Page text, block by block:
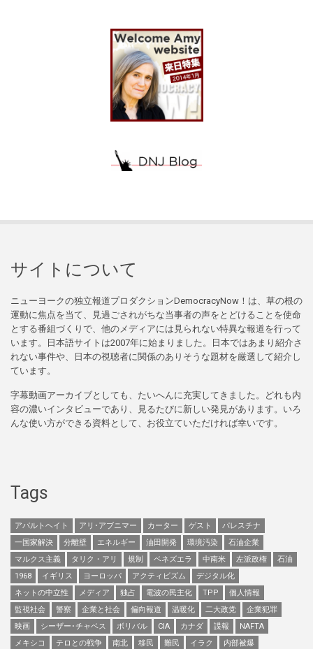
サイトについて
ニューヨークの独立報道プロダクションDemocracyNow！は、草の根の
運動に焦点を当て、見過ごされがちな当事者の声をとどけることを使命
とする番組づくりで、他のメディアには見られない特異な報道を行って
います。日本語サイトは2007年に始まりました。日本ではあまり紹介さ
れない事件や、日本の視聴者に関係のありそうな題材を厳選して紹介し
ています。
字幕動画アーカイブとしても、たいへんに充実してきました。どれも内
容の濃いインタビューであり、見るたびに新しい発見があります。いろ
んな使い方ができる資料として、お役立ていただければ幸いです。
Tags
アパルトヘイト アリ･アブニマー カーター ゲスト
パレスチナ
一国家解決
分離壁 エネルギー 油田開発 環境汚染
石油企業
マルクス主義
タリク・アリ 規制 ベネズエラ 中南米 左派政権
石油
1968
イギリス ヨーロッパ アクティビズム
デジタル化
ネットの中立性
メディア 独占 電波の民主化 TPP
個人情報
監視社会
警察 企業と社会 偏向報道 温暖化 二大政党
企業犯罪
映画
シーザー･チャベス ボリバル CIA カナダ 諜報
NAFTA
メキシコ
テロとの戦争 南北 移民 難民 イラク 内部被爆